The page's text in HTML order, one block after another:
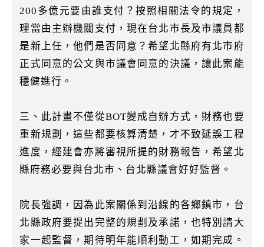
200多億元要由誰支付？按照相關法令的規定，
理當由主辦機關支付，現在台北市長及市議員都
是新上任，他們是否同意？希望北縣府有北市府
正式同意的公文與市議會同意的決議，讓此案能
穩健進行。
三、此計畫不僅從BOT變成自辦方式，財務也要
重新規劃，這些都要核算清楚，才不致延誤工程
進度，經建會亦將審視所提的財務報告，希望北
縣府務必要與台北市、台北縣議會好好監督。
院長強調，因為此案關係到沿線的各鄉鎮市，台
北縣政府要提出完整的規劃及承諾，也特別請大
家一起監督，期待明年能順利動工，如期完成。